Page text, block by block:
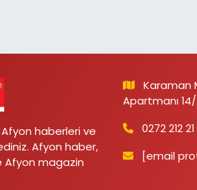
haberleri ve
Afyon haber,
Afyon magazin
Karaman
Apartmanı
0272 212
[email